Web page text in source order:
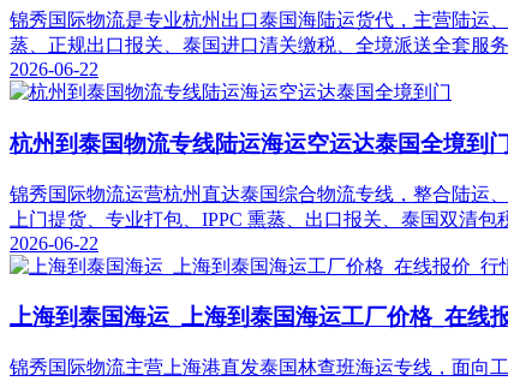
锦秀国际物流是专业杭州出口泰国海陆运货代，主营陆运
蒸、正规出口报关、泰国进口清关缴税、全境派送全套服
2026-06-22
杭州到泰国物流专线陆运海运空运达泰国全境到门
锦秀国际物流运营杭州直达泰国综合物流专线，整合陆运
上门提货、专业打包、IPPC 熏蒸、出口报关、泰国双清
2026-06-22
上海到泰国海运_上海到泰国海运工厂价格_在线
锦秀国际物流主营上海港直发泰国林查班海运专线，面向